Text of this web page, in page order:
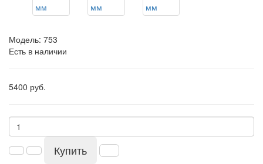
Модель: 753
Есть в наличии
5400 руб.
Купить